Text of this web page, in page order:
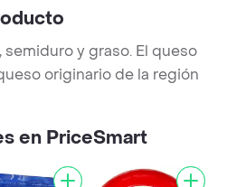
y graso. El queso
originario de la región
en PriceSmart